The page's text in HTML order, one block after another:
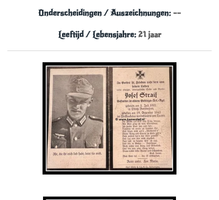
Onderscheidingen / Auszeichnungen: --
Leeftijd / Lebensjahre:21 jaar